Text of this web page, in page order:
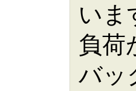
いま
負荷
バッ